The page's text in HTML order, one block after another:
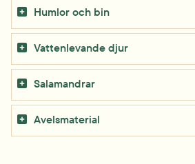
Humlor och bin
Vattenlevande djur
Salamandrar
Avelsmaterial